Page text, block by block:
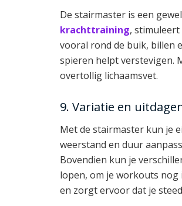
De stairmaster is een
krachttraining,
vooral rond de buik, billen
spieren helpt verstevigen.
overtollig lichaamsvet.
9. Variatie en
Met de stairmaster kun je
weerstand en duur
Bovendien kun je
lopen, om je workouts
en zorgt ervoor dat je